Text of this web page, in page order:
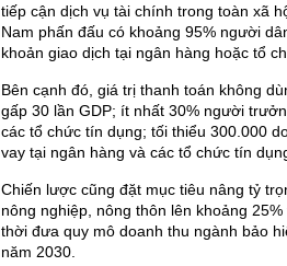
tiếp cận dịch vụ tài chính trong toàn xã
Nam phấn đấu có khoảng 95% người
khoản giao dịch tại ngân hàng hoặc tổ
Bên cạnh đó, giá trị thanh toán không
gấp 30 lần GDP; ít nhất 30% người
các tổ chức tín dụng; tối thiểu 300.000
vay tại ngân hàng và các tổ chức tín
Chiến lược cũng đặt mục tiêu nâng tỷ
nông nghiệp, nông thôn lên khoảng
thời đưa quy mô doanh thu ngành bảo
năm 2030.